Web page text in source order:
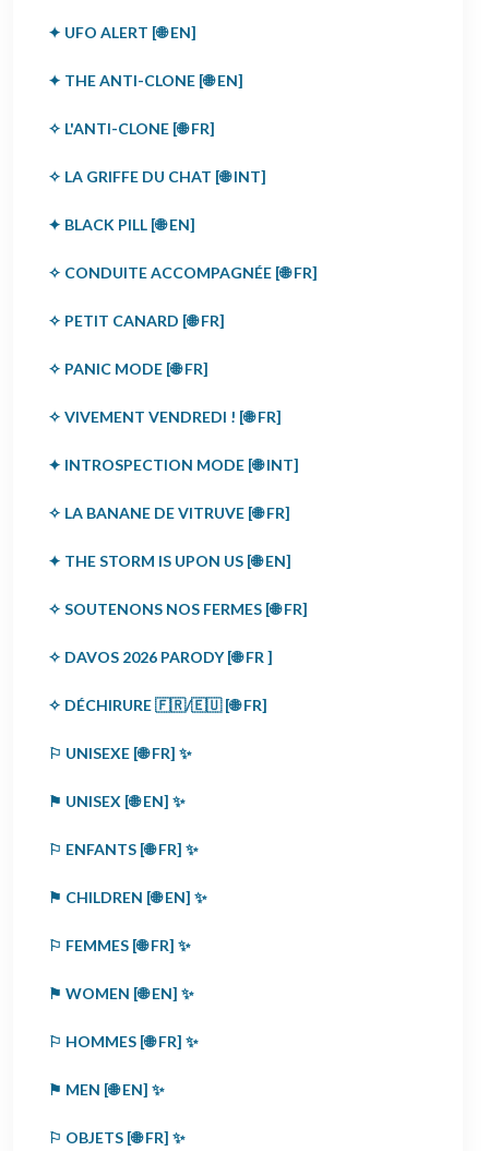
✦ UFO ALERT [🌐 EN]
✦ THE ANTI-CLONE [🌐 EN]
✧ L'ANTI-CLONE [🌐 FR]
✧ LA GRIFFE DU CHAT [🌐 INT]
✦ BLACK PILL [🌐 EN]
✧ CONDUITE ACCOMPAGNÉE [🌐 FR]
✧ PETIT CANARD [🌐 FR]
✧ PANIC MODE [🌐 FR]
✧ VIVEMENT VENDREDI ! [🌐 FR]
✦ INTROSPECTION MODE [🌐 INT]
✧ LA BANANE DE VITRUVE [🌐 FR]
✦ THE STORM IS UPON US [🌐 EN]
✧ SOUTENONS NOS FERMES [🌐 FR]
✧ DAVOS 2026 PARODY [🌐 FR ]
✧ DÉCHIRURE 🇫🇷/🇪🇺 [🌐 FR]
⚐ UNISEXE [🌐 FR] ✨
⚑ UNISEX [🌐 EN] ✨
⚐ ENFANTS [🌐 FR] ✨
⚑ CHILDREN [🌐 EN] ✨
⚐ FEMMES [🌐 FR] ✨
⚑ WOMEN [🌐 EN] ✨
⚐ HOMMES [🌐 FR] ✨
⚑ MEN [🌐 EN] ✨
⚐ OBJETS [🌐 FR] ✨